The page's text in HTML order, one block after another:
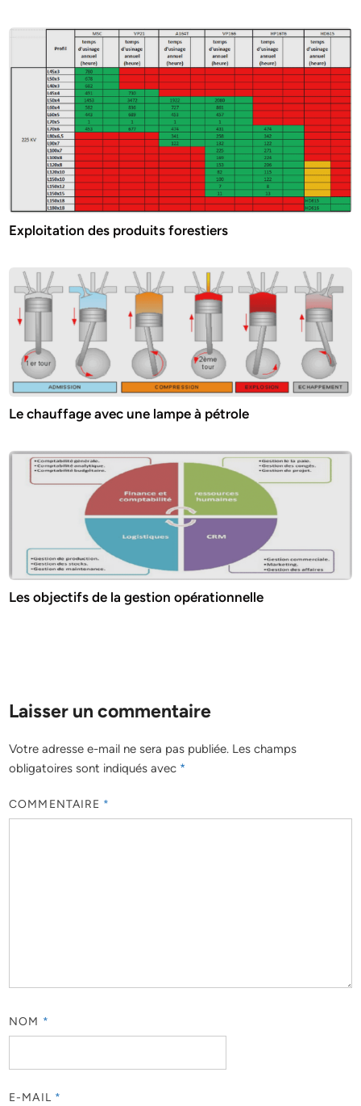
Exploitation des produits forestiers
Le chauffage avec une lampe à pétrole
Les objectifs de la gestion opérationnelle
Laisser un commentaire
Votre adresse e-mail ne sera pas publiée. Les champs
obligatoires sont indiqués avec *
COMMENTAIRE *
NOM *
E-MAIL *